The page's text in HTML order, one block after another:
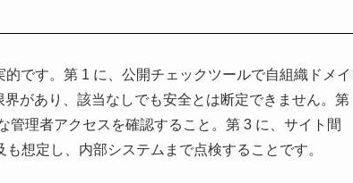
です。第 1 に、公開チェックツールで自組織ドメイ
があり、該当なしでも安全とは断定できません。第
理者アクセスを確認すること。第 3 に、サイト間
想定し、内部システムまで点検することです。